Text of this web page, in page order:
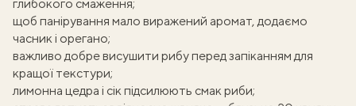
глибокого смаження;
щоб панірування мало виражений аромат, додаємо
часник і орегано;
важливо добре висушити рибу перед запіканням для
кращої текстури;
лимонна цедра і сік підсилюють смак риби;